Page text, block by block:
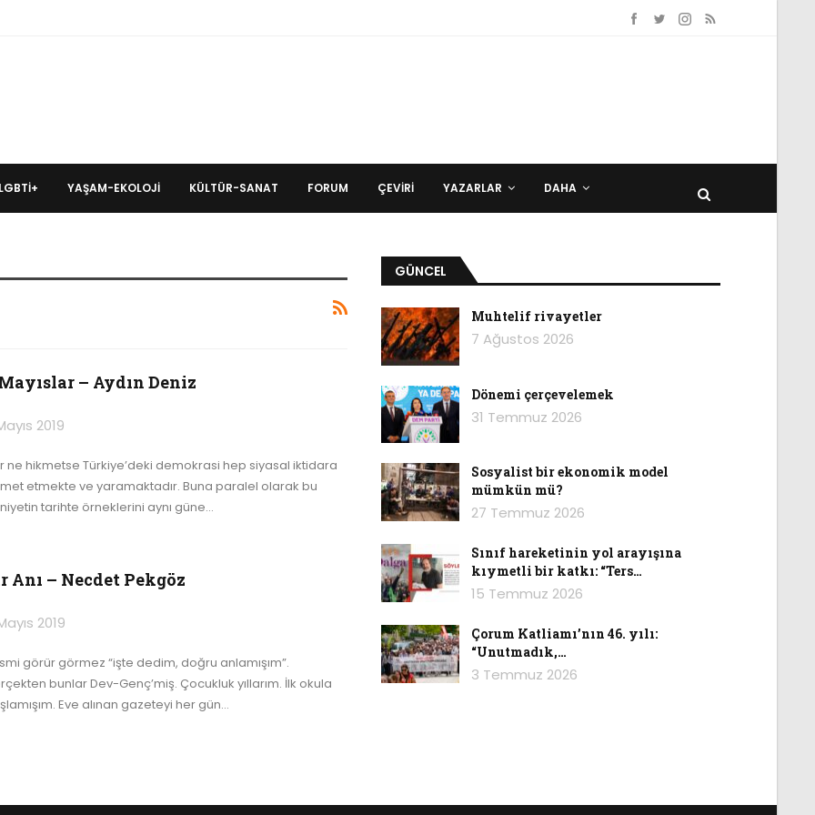
YAŞAM-EKOLOJI KÜLTÜR-SANAT FORUM ÇEVIRI YAZARLAR DAHA
– Aydın Deniz
2019
ne hikmetse Türkiye’deki demokrasi hep siyasal iktidara
etmekte ve yaramaktadır. Buna paralel olarak bu
tarihte örneklerini aynı güne…
Anı – Necdet Pekgöz
2019
görür görmez “işte dedim, doğru anlamışım”.
bunlar Dev-Genç’miş. Çocukluk yıllarım. İlk okula
Eve alınan gazeteyi her gün…
GÜNCEL
Muhtelif rivayetler
7 Ağustos 2026
Dönemi çerçevelemek
31 Temmuz 2026
Sosyalist bir ekonomik model
mümkün mü?
27 Temmuz 2026
Sınıf hareketinin yol arayışına
kıymetli bir katkı: “Ters…
15 Temmuz 2026
Çorum Katliamı’nın 46. yılı:
“Unutmadık,…
3 Temmuz 2026